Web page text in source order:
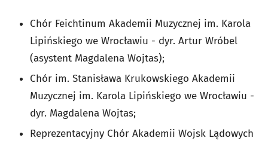
Chór Feichtinum Akademii Muzycznej im. Karola
Lipińskiego we Wrocławiu - dyr. Artur Wróbel
(asystent Magdalena Wojtas);
Chór im. Stanisława Krukowskiego Akademii
Muzycznej im. Karola Lipińskiego we Wrocławiu -
dyr. Magdalena Wojtas;
Reprezentacyjny Chór Akademii Wojsk Lądowych